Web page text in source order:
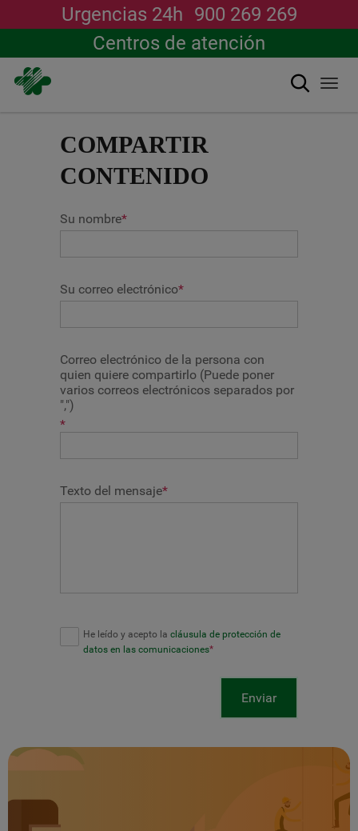
Urgencias 24h 900 269 269
Centros de atención
Buscar
COMPARTIR
CONTENIDO
Su nombre*
Su correo electrónico*
Correo electrónico de la persona con
quien quiere compartirlo (Puede poner
varios correos electrónicos separados por
",")
*
Texto del mensaje*
He leído y acepto la cláusula de protección de
datos en las comunicaciones*
Enviar